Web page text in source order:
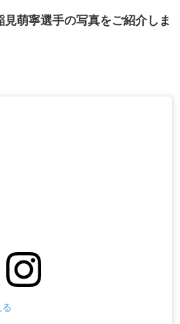
萌寧選手の写真をご紹介しま